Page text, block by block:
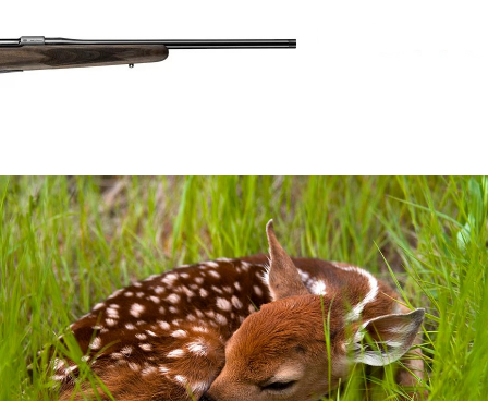
Fegyverszíjjak
Táskák
Töltényöv
Könyvek
Lámpa
ELEMEK, AKKUK
ESŐVÉDŐ RUHÁZAT
FEGYVER
Sörétes Lőszer
OPTIKA
Céltávcső
Kamera
Kereső Távcső
Spektív
Távolságmérő
RUHÁZAT
Alsóruházat